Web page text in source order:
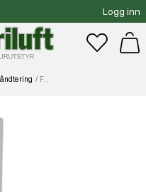
Logg inn
Frankford X-10 Small Primer Tube Kit (3pk)